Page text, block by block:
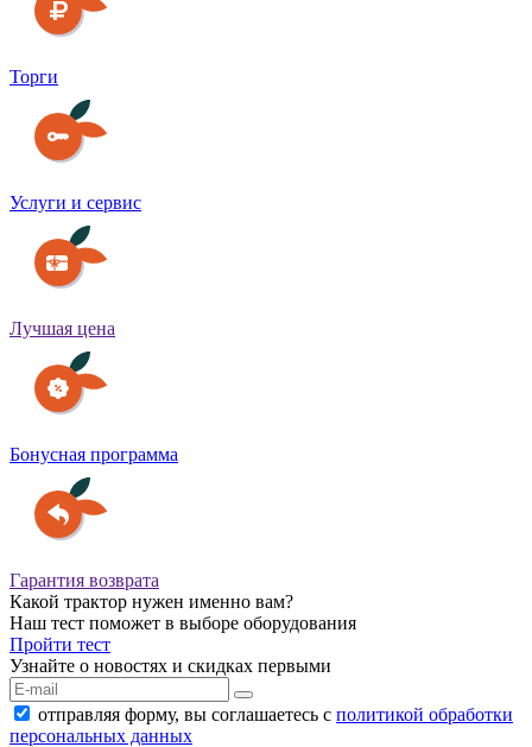
Торги
Услуги и сервис
Лучшая цена
Бонусная программа
Гарантия возврата
Какой трактор нужен именно вам?
Наш тест поможет в выборе оборудования
Пройти тест
Узнайте о новостях и скидках первыми
отправляя форму, вы соглашаетесь с политикой обработки
персональных данных